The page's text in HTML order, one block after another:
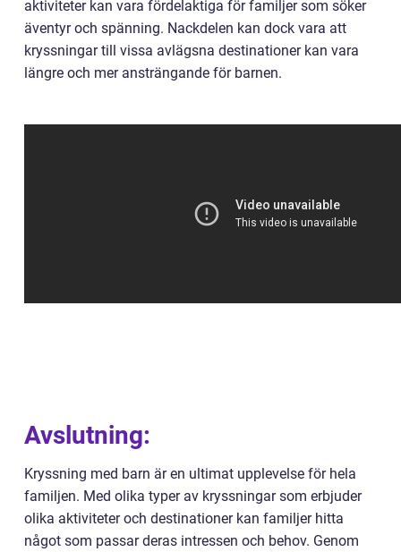
aktiviteter kan vara fördelaktiga för familjer som söker
äventyr och spänning. Nackdelen kan dock vara att
kryssningar till vissa avlägsna destinationer kan vara
längre och mer ansträngande för barnen.
Avslutning:
Kryssning med barn är en ultimat upplevelse för hela
familjen. Med olika typer av kryssningar som erbjuder
olika aktiviteter och destinationer kan familjer hitta
något som passar deras intressen och behov. Genom